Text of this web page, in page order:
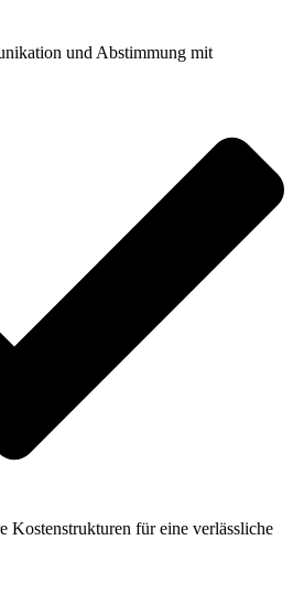
und Abstimmung mit
Kostenstrukturen für eine verlässliche